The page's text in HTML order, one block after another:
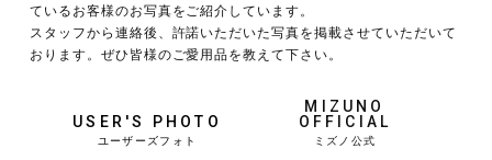
トレーニング
ているお客様のお写真をご紹介しています。
スタッフから連絡後、許諾いただいた写真を掲載させていただいて
おります。ぜひ皆様のご愛用品を教えて下さい。
USER'S PHOTO
MIZUNO
OFFICIAL